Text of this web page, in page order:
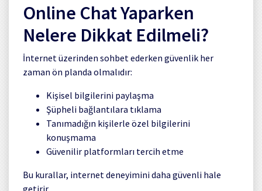
Online Chat Yaparken
Nelere Dikkat Edilmeli?
İnternet üzerinden sohbet ederken güvenlik her
zaman ön planda olmalıdır:
Kişisel bilgilerini paylaşma
Şüpheli bağlantılara tıklama
Tanımadığın kişilerle özel bilgilerini
konuşmama
Güvenilir platformları tercih etme
Bu kurallar, internet deneyimini daha güvenli hale
getirir.